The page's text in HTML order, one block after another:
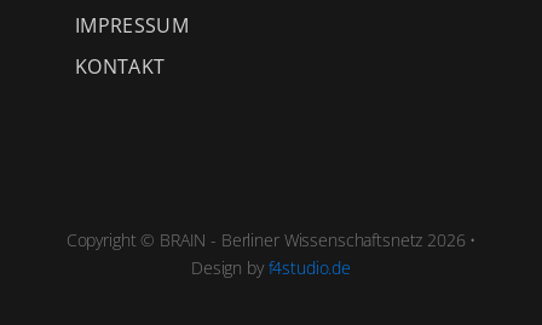
IMPRESSUM
KONTAKT
Copyright © BRAIN - Berliner Wissenschaftsnetz 2026 •
Design byf4studio.de